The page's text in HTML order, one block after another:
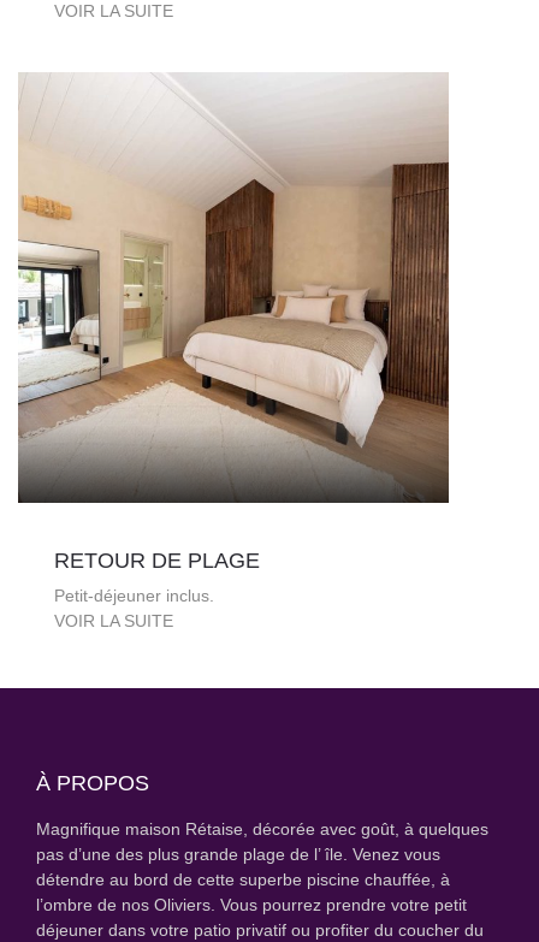
VOIR LA SUITE
RETOUR DE PLAGE
Petit-déjeuner inclus.
VOIR LA SUITE
À PROPOS
Magnifique maison Rétaise, décorée avec goût, à quelques
pas d’une des plus grande plage de l’ île. Venez vous
détendre au bord de cette superbe piscine chauffée, à
l’ombre de nos Oliviers. Vous pourrez prendre votre petit
déjeuner dans votre patio privatif ou profiter du coucher du